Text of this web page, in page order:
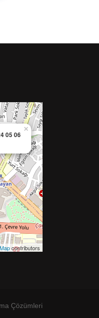
05 06
×
contributors
Çözümleri